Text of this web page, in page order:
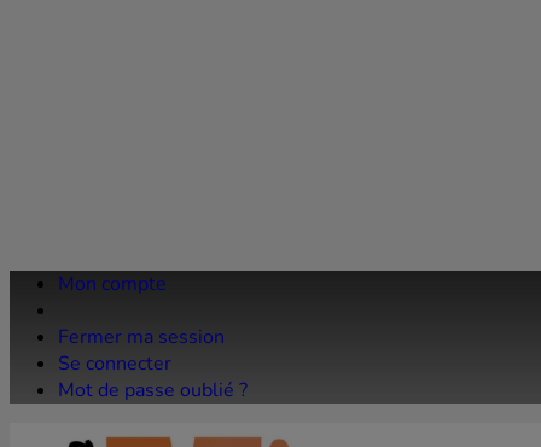
Mon compte
Fermer ma session
Se connecter
Mot de passe oublié ?